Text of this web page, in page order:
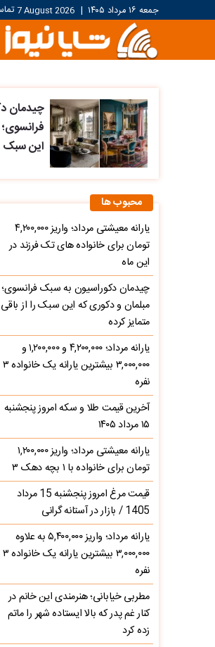
جمعه ۱۶ مرداد ۱۴۰۵ |
7 August 2026
چیدمان
این سبک
محبوب ها
یارانه معیشتی مرداد؛ واریز ۴,۲۰۰,۰۰۰
تومان برای خانواده های تک فرزند در
این ماه
چیدمان دکوراسیون به سبک فرانسوی؛
مبلمان و دکوری که این سبک را از باقی
متمایز کرده
یارانه مرداد؛ ۴,۲۰۰,۰۰۰ و ۱,۲۰۰,۰۰۰ و
۳,۰۰۰,۰۰۰ بیشترین یارانه یک خانواده ۳
نفره
آخرین قیمت طلا و سکه امروز پنجشنبه
۱۵ مرداد ۱۴۰۵
یارانه معیشتی مرداد؛ واریز ۱,۲۰۰,۰۰۰
تومان برای خانواده با ۱ بچه دهک ۳
قیمت مرغ امروز پنجشنبه 15 مرداد
1405 / بازار در آستانه گرانی
یارانه مرداد؛ واریز ۵,۴۰۰,۰۰۰ به علاوه
۳,۰۰۰,۰۰۰ بیشترین یارانه یک خانواده ۳
نفره
مطربی خیابانی؛ هنرمندی این خانم در
کنار غم پدر که بالا ایستاده شهر را ماتم
زده کرد